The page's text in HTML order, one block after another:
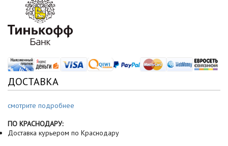
ДОСТАВКА
смотрите подробнее
ПО КРАСНОДАРУ:
Доставка курьером по Краснодару